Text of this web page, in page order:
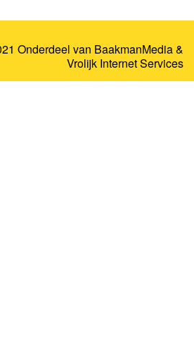
Onderdeel van BaakmanMedia&
Vrolijk Internet Services